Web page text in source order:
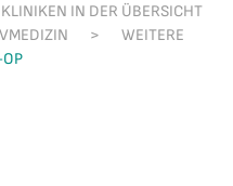
KLINIKEN IN DER ÜBERSICHT
WEITERE